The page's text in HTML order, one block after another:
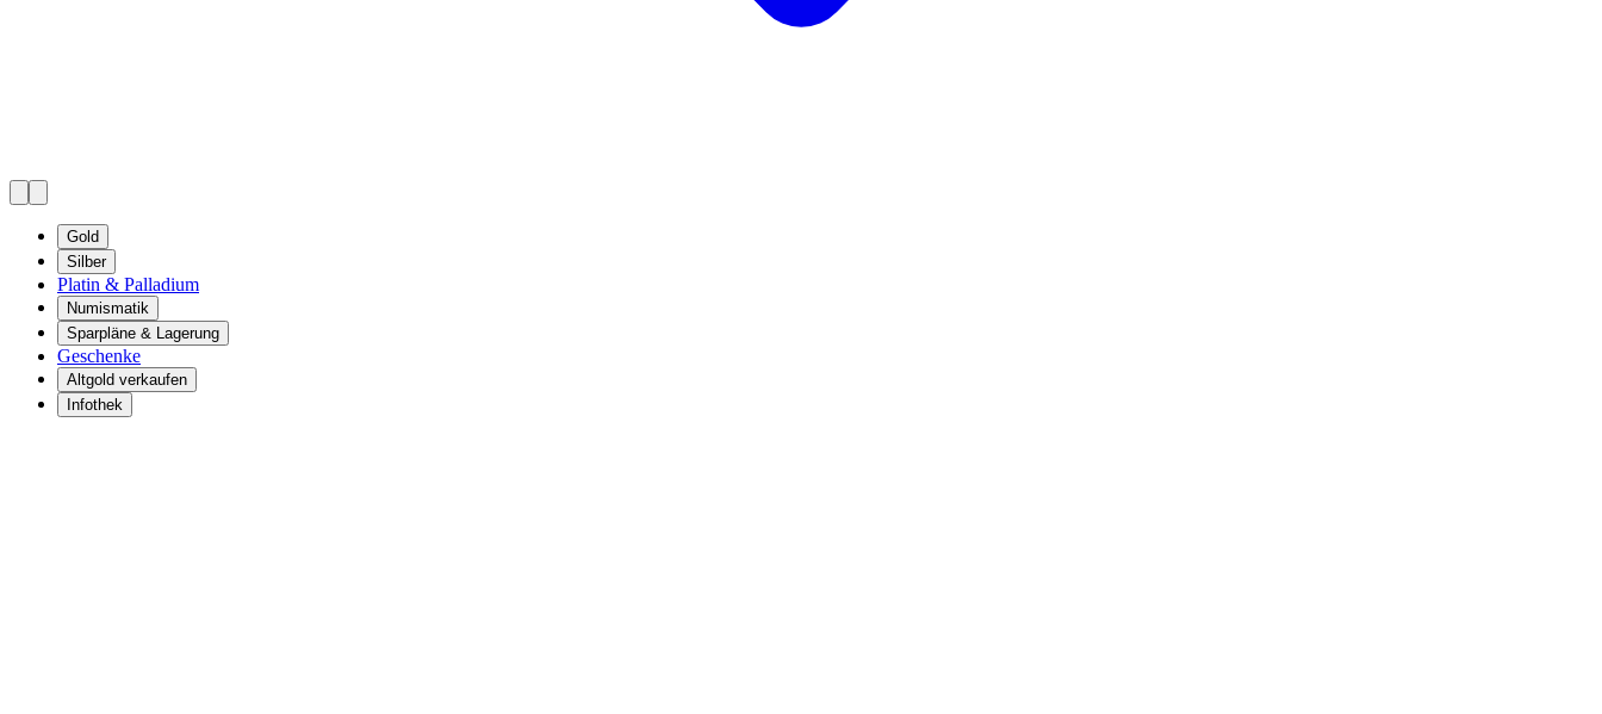
Gold
Silber
Platin & Palladium
Numismatik
Sparpläne & Lagerung
Geschenke
Altgold verkaufen
Infothek